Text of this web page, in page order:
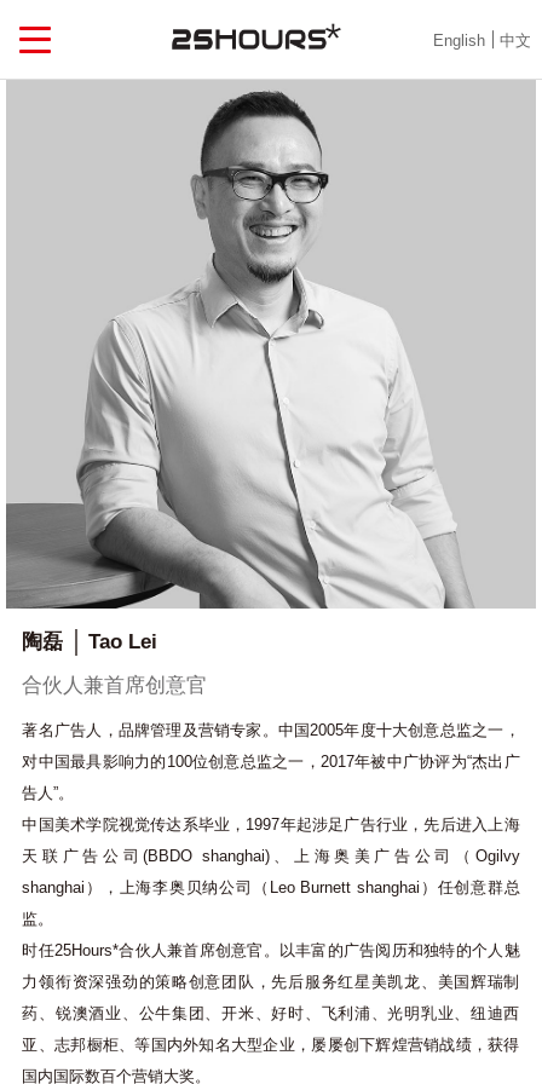
English 中文
陶磊
Tao Lei
合伙人兼首席创意官
著名广告人，品牌管理及营销专家。中国 2005年度十大创意总监之一，
对中国最具影响力的 100位创意总监之一， 2017年被中广协评为“杰出广
告人”。
中国美术学院视觉传达系毕业， 1997年起涉足广告行业，先后进入上海
天联广告公司(BBDO shanghai)、上海奥美广告公司（ Ogilvy
shanghai ），上海李奥贝纳公司（ Leo Burnett shanghai ）任创意群总
监。
时任25Hours*合伙人兼首席创意官。以丰富的广告阅历和独特的个人魅
力领衔资深强劲的策略创意团队，先后服务红星美凯龙、美国辉瑞制
药、锐澳酒业、公牛集团、开米、好时、飞利浦、光明乳业、纽迪西
亚、志邦橱柜、等国内外知名大型企业，屡屡创下辉煌营销战绩，获得
国内国际数百个营销大奖。